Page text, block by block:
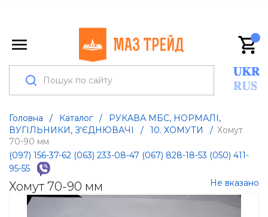
Головна / Каталог /
РУКАВА МБС, НОРМАЛІ,
ВУГІЛЬНИКИ, З'ЄДНЮВАЧІ
/ 10. ХОМУТИ / Хомут
70-90 мм
(097) 156-37-62 (063) 233-08-47 (067) 828-18-53 (050) 411-
95-55
Хомут 70-90 мм Не вказано